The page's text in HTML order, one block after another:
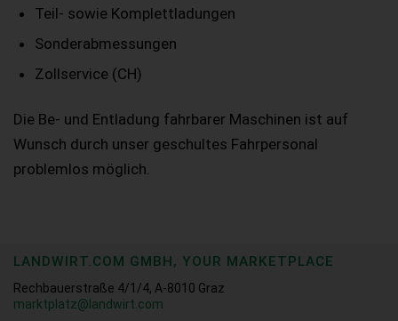
Teil- sowie Komplettladungen
Sonderabmessungen
Zollservice (CH)
Die Be- und Entladung fahrbarer Maschinen ist auf
Wunsch durch unser geschultes Fahrpersonal
problemlos möglich.
LANDWIRT.COM GMBH, YOUR MARKETPLACE
Rechbauerstraße 4/1/4, A-8010 Graz
marktplatz@landwirt.com